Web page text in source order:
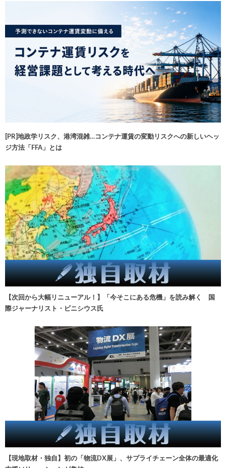
[PR]地政学リスク、港湾混雑…コンテナ運賃の変動リスクへの新しいヘッ
ジ方法「FFA」とは
【次回から大幅リニューアル！】「今そこにある危機」を読み解く 国
際ジャーナリスト・ビニシウス氏
【現地取材・独自】初の「物流DX展」、サプライチェーン全体の最適化